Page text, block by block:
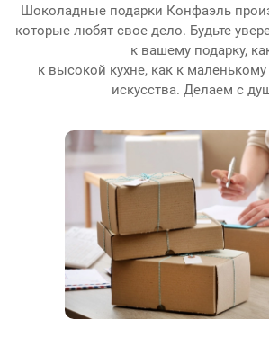
Шоколадные подарки Конфаэль
которые любят свое дело. Будьте
к вашему подарку,
к высокой кухне, как к
искусства. Делаем с